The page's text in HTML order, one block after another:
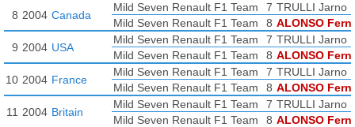
8 2004 Canada
Mild Seven Renault F1 Team 7 TRULLI Jarno
Mild Seven Renault F1 Team
8 ALONSO
9 2004 USA
Mild Seven Renault F1 Team 7 TRULLI Jarno
Mild Seven Renault F1 Team
8 ALONSO
10 2004 France
Mild Seven Renault F1 Team 7 TRULLI Jarno
Mild Seven Renault F1 Team
8 ALONSO
11 2004 Britain
Mild Seven Renault F1 Team 7 TRULLI Jarno
Mild Seven Renault F1 Team
8 ALONSO